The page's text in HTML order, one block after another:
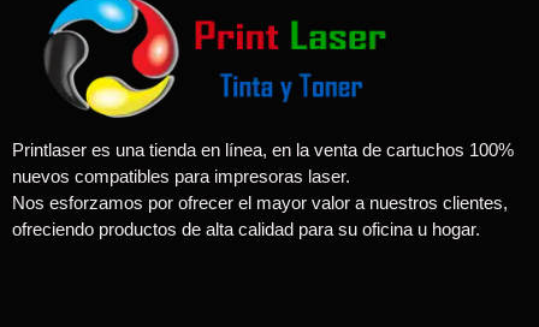
Printlaser es una tienda en línea, en la venta de cartuchos 100%
nuevos compatibles para impresoras laser.
Nos esforzamos por ofrecer el mayor valor a nuestros clientes,
ofreciendo productos de alta calidad para su oficina u hogar.